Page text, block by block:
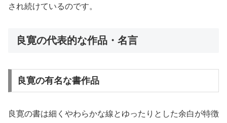
され続けているのです。
良寛の代表的な作品・名言
良寛の有名な書作品
良寛の書は細くやわらかな線とゆったりとした余白が特徴